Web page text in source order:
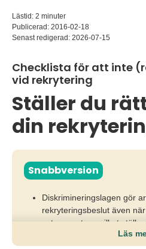
Lästid: 2 minuter
Publicerad: 2016-02-18
Senast redigerad: 2026-07-15
Checklista för att inte
vid rekrytering
Ställer du
din
Snabbversion
Diskrimineringslagen gör
rekryteringsbeslut även
extern partner, vilket
Läs